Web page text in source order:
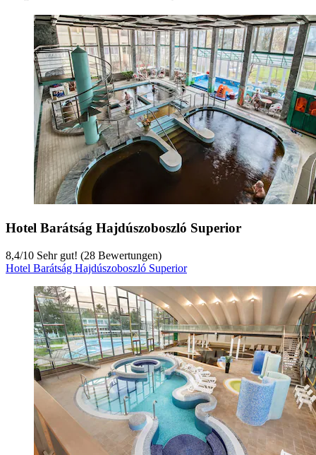
Hotel Barátság Hajdúszoboszló Superior
8,4/10 Sehr gut! (28 Bewertungen)
Hotel Barátság Hajdúszoboszló Superior